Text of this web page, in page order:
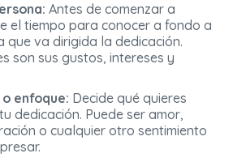
Antes de comenzar a
el tiempo para conocer a fondo a
que va dirigida la dedicación.
son sus gustos, intereses y
enfoque: Decide qué quieres
dedicación. Puede ser amor,
o cualquier otro sentimiento